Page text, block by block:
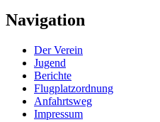
Navigation
Der Verein
Jugend
Berichte
Flugplatzordnung
Anfahrtsweg
Impressum